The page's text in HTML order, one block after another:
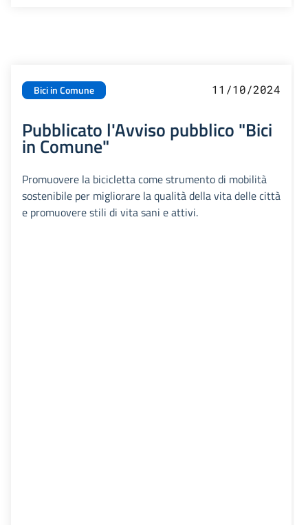
Bici in Comune 11/10/2024
Pubblicato l'Avviso pubblico "Bici
in Comune"
Promuovere la bicicletta come strumento di mobilità
sostenibile per migliorare la qualità della vita delle città
e promuovere stili di vita sani e attivi.